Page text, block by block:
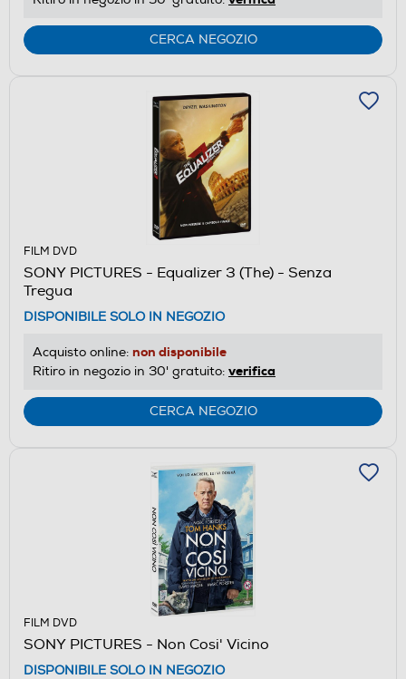
CERCA NEGOZIO
FILM DVD
SONY PICTURES - Equalizer 3 (The) - Senza
Tregua
DISPONIBILE SOLO IN NEGOZIO
Acquisto online: non disponibile
Ritiro in negozio in 30' gratuito: verifica
CERCA NEGOZIO
FILM DVD
SONY PICTURES - Non Cosi' Vicino
DISPONIBILE SOLO IN NEGOZIO